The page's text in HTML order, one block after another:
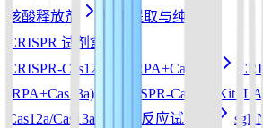
核酸释放剂
核酸提取与纯化
CRISPR 试剂盒
CRISPR-Cas12a Kit (RPA+Cas12a)
(RPA+Cas13a)
CRISPR-Cas12b Kit
Cas12a/Cas13a/Cas14a反应试剂盒